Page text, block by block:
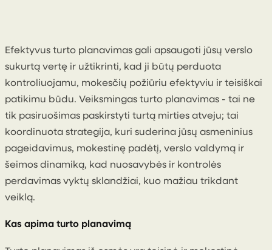
Efektyvus turto planavimas gali apsaugoti jūsų verslo
sukurtą vertę ir užtikrinti, kad ji būtų perduota
kontroliuojamu, mokesčių požiūriu efektyviu ir teisiškai
patikimu būdu. Veiksmingas turto planavimas - tai ne
tik pasiruošimas paskirstyti turtą mirties atveju; tai
koordinuota strategija, kuri suderina jūsų asmeninius
pageidavimus, mokestinę padėtį, verslo valdymą ir
šeimos dinamiką, kad nuosavybės ir kontrolės
perdavimas vyktų sklandžiai, kuo mažiau trikdant
veiklą.
Kas apima turto planavimą